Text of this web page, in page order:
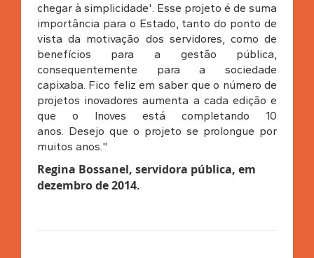
chegar à simplicidade'. Esse projeto é de suma
importância para o Estado, tanto do ponto de
vista da motivação dos servidores, como de
benefícios para a gestão pública,
consequentemente para a sociedade
capixaba. Fico feliz em saber que o número de
projetos inovadores aumenta a cada edição e
que o Inoves está completando 10
anos. Desejo que o projeto se prolongue por
muitos anos."
Regina Bossanel, servidora pública, em
dezembro de 2014.